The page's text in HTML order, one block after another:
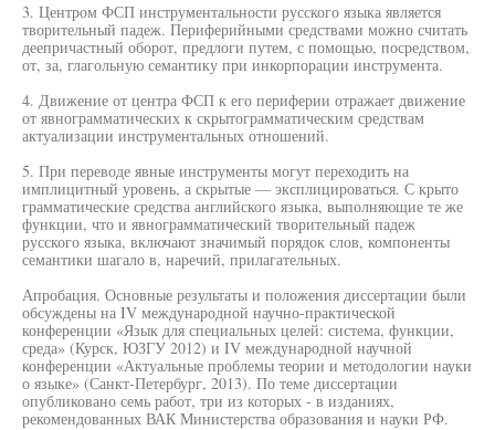
3. Центром ФСП инструментальности русского языка является
творительный падеж. Периферийными средствами можно считать
деепричастный оборот, предлоги путем, с помощью, посредством,
от, за, глагольную семантику при инкорпорации инструмента.
4. Движение от центра ФСП к его периферии отражает движение
от явнограмматических к скрытограмматическим средствам
актуализации инструментальных отношений.
5. При переводе явные инструменты могут переходить на
имплицитный уровень, а скрытые — эксплицироваться. С крыто
грамматические средства английского языка, выполняющие те же
функции, что и явнограмматический творительный падеж
русского языка, включают значимый порядок слов, компоненты
семантики шагало в, наречий, прилагательных.
Апробация. Основные результаты и положения диссертации были
обсуждены на IV международной научно-практической
конференции «Язык для специальных целей: система, функции,
среда» (Курск, ЮЗГУ 2012) и IV международной научной
конференции «Актуальные проблемы теории и методологии науки
о языке» (Санкт-Петербург, 2013). По теме диссертации
опубликовано семь работ, три из которых - в изданиях,
рекомендованных ВАК Министерства образования и науки РФ.